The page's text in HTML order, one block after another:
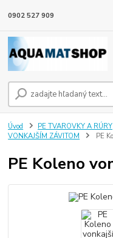
0902 527 909
Úvod PE TVAROVKY A RÚRY
VONKAJŠÍM ZÁVITOM
PE
PE Koleno